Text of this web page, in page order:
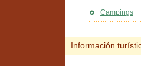
Campings
Información